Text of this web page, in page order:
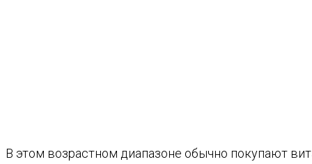
В этом возрастном диапазоне обычно покупают